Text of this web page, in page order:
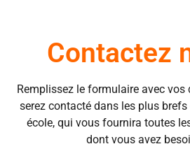
Contactez
Remplissez le formulaire avec vos
serez contacté dans les plus
école, qui vous fournira toutes
dont vous avez